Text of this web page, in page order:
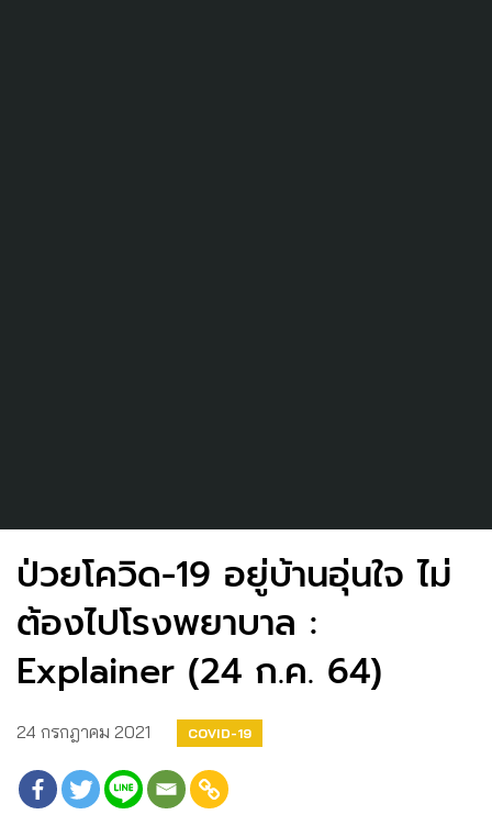
ป่วยโควิด-19 อยู่บ้านอุ่นใจ ไม่
ต้องไปโรงพยาบาล :
Explainer (24 ก.ค. 64)
24 กรกฎาคม 2021 COVID-19